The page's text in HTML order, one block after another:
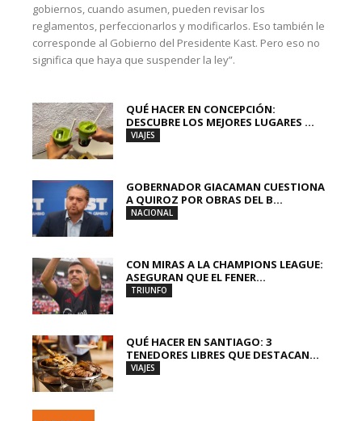
gobiernos, cuando asumen, pueden revisar los
reglamentos, perfeccionarlos y modificarlos. Eso también le
corresponde al Gobierno del Presidente Kast. Pero eso no
significa que haya que suspender la ley”.
QUÉ HACER EN CONCEPCIÓN:
DESCUBRE LOS MEJORES LUGARES ...
VIAJES
GOBERNADOR GIACAMAN CUESTIONA
A QUIROZ POR OBRAS DEL B...
NACIONAL
CON MIRAS A LA CHAMPIONS LEAGUE:
ASEGURAN QUE EL FENER...
TRIUNFO
QUÉ HACER EN SANTIAGO: 3
TENEDORES LIBRES QUE DESTACAN...
VIAJES